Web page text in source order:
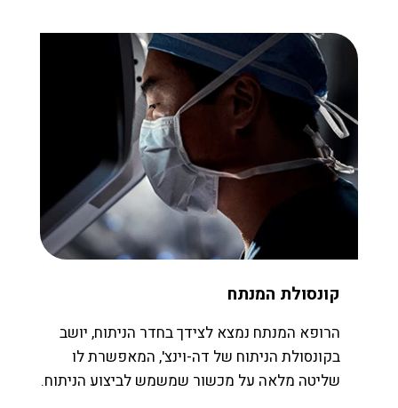
קונסולת המנתח
הרופא המנתח נמצא לצידך בחדר הניתוח, יושב
בקונסולת הניתוח של דה-וינצ', המאפשרת לו
שליטה מלאה על מכשור שמשמש לביצוע הניתוח.